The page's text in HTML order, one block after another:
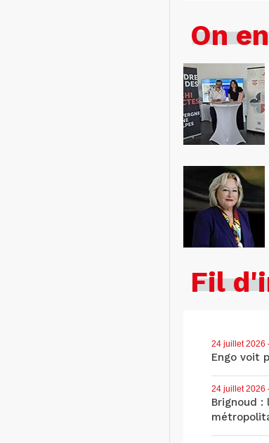
On
Fil
24 juillet 2026
Engo voit
24 juillet 2026
Brignoud :